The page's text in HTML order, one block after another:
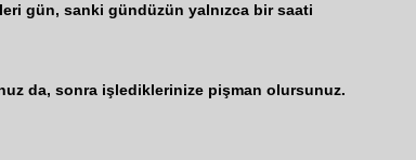
gün, sanki gündüzün yalnızca bir saati
da, sonra işlediklerinize pişman olursunuz.